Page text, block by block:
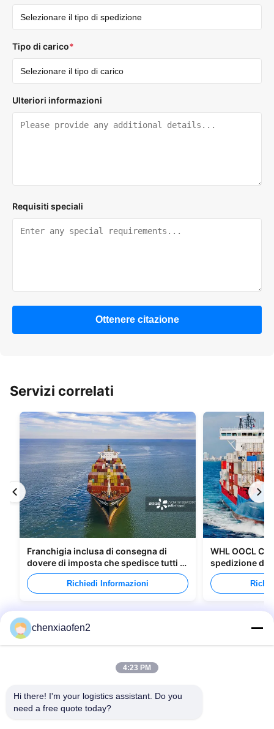
Tipo di carico*
Ulteriori informazioni
Requisiti speciali
Ottenere citazione
Servizi correlati
Franchigia inclusa di consegna di
dovere di imposta che spedisce tutti i
tipi di imballaggi
Richiedi Informazioni
WHL OOCL
spedizione di
Canada
chenxiaofen2
4:23 PM
Hi there! I'm your logistics assistant. Do you
need a free quote today?